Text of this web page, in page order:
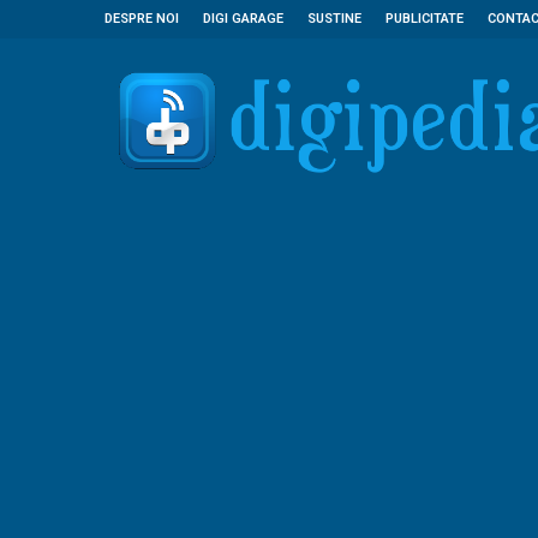
DESPRE NOI DIGI GARAGE SUSTINE PUBLICITATE